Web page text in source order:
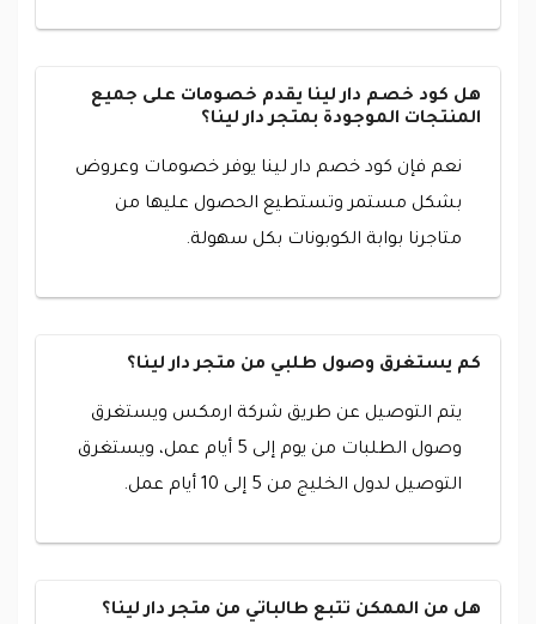
هل كود خصم دار لينا يقدم خصومات على جميع
المنتجات الموجودة بمتجر دار لينا؟
نعم فإن كود خصم دار لينا يوفر خصومات وعروض
بشكل مستمر وتستطيع الحصول عليها من
متاجرنا بوابة الكوبونات بكل سهولة.
كم يستغرق وصول طلبي من متجر دار لينا؟
يتم التوصيل عن طريق شركة ارمكس ويستغرق
وصول الطلبات من يوم إلى 5 أيام عمل، ويستغرق
التوصيل لدول الخليج من 5 إلى 10 أيام عمل.
هل من الممكن تتبع طالباتي من متجر دار لينا؟